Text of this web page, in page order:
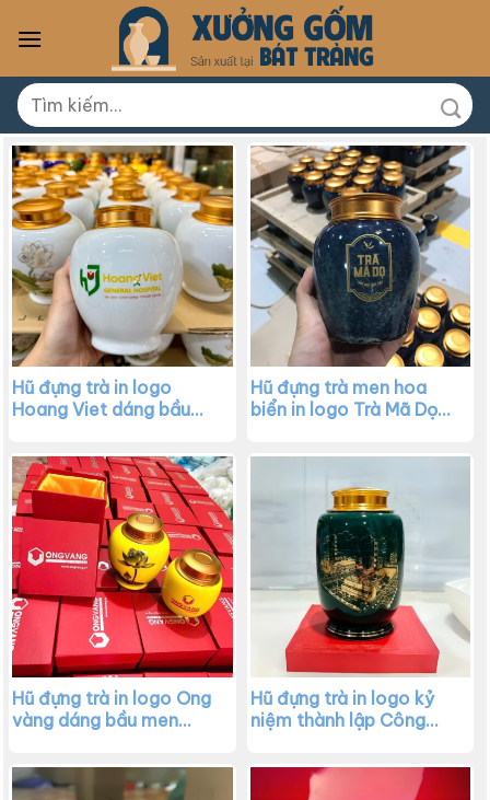
Tìm
kiếm:
Hũ đựng trà in logo
Hoang Viet dáng bầu
sen XG-HDT06
Hũ đựng trà men hoa
biển in logo Trà Mã Dọ
Hũ đựng trà in logo Ong
vàng dáng bầu men
vẽ vàng kim XG –
HDT04
Hũ đựng trà in logo kỷ
niệm thành lập Công
cao men xanh lá XG –